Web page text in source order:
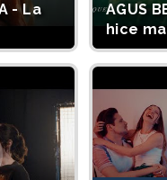
- La
AGUS
hice